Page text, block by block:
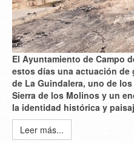
El Ayuntamiento de Campo
estos días una actuación de
de La Guindalera, uno de
Sierra de los Molinos y un
la identidad histórica y
Leer más...